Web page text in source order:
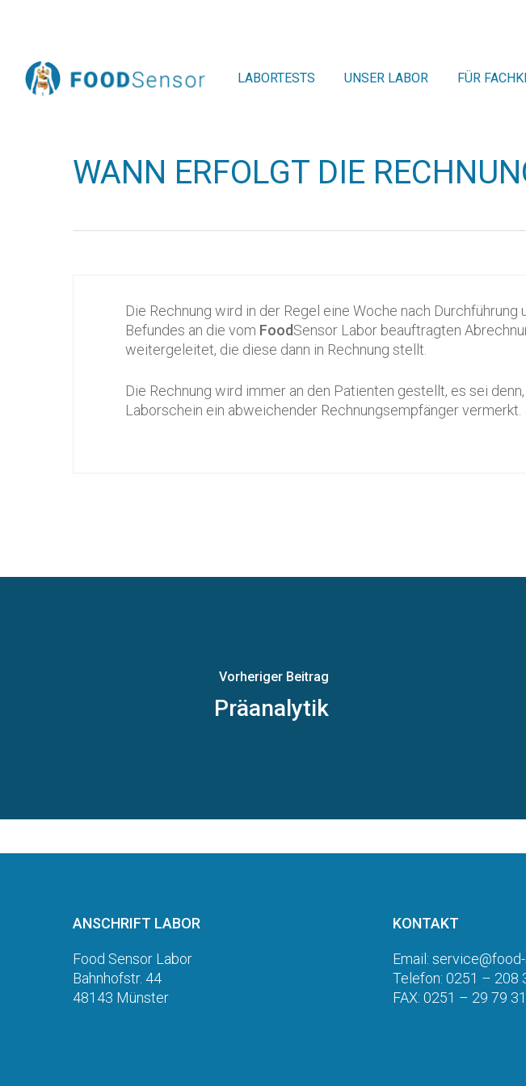
content
LABORTESTS UNSER LABOR FÜR
WANN ERFOLGT DIE
Die Rechnung wird in der Regel eine Woche nach Durchführung
Befundes an die vom FoodSensor Labor beauftragten
weitergeleitet, die diese dann in Rechnung stellt.
Die Rechnung wird immer an den Patienten gestellt, es sei
Laborschein ein abweichender Rechnungsempfänger vermerkt.
Vorheriger Beitrag
Präanalytik
ANSCHRIFT LABOR
Food Sensor Labor
Bahnhofstr. 44
48143 Münster
KONTAKT
Email:
Telefon: 0251 – 208
FAX: 0251 – 29 79